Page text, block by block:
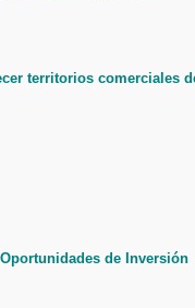
territorios comerciales
de Inversión